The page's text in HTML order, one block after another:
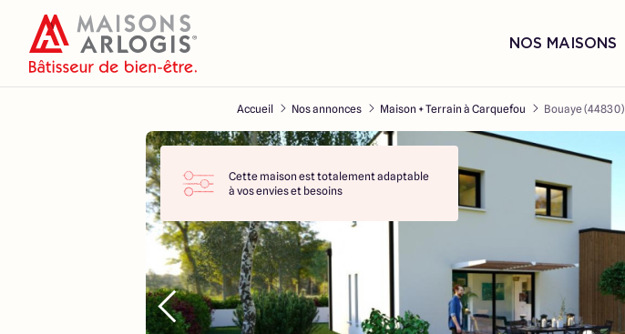
NOS MAISONS
Accueil Nos annonces Maison + Terrain à Carquefou Bouaye (44830)
Cette maison est totalement adaptable
à vos envies et besoins